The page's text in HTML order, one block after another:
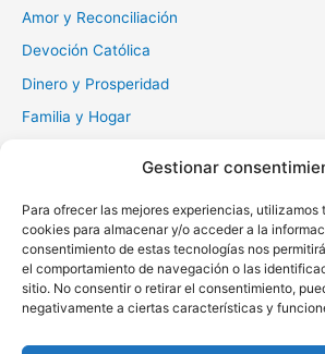
Gestionar
Para ofrecer las mejores experiencias, utilizamos
cookies para almacenar y/o acceder a la
consentimiento de estas tecnologías nos
el comportamiento de navegación o las
sitio. No consentir o retirar el consentimiento,
negativamente a ciertas características y
Amor y Reconciliación
Devoción Católica
Dinero y Prosperidad
Familia y Hogar
Muerte y Difuntos
Oraciones Diarias
Otras
Protección y Liberación
Salud y Sanación